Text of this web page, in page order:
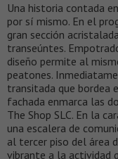
Una historia contada
por sí mismo. En el
gran sección
transeúntes.
diseño permite al
peatones.
transitada que bordea
fachada enmarca las
The Shop SLC. En la
una escalera de
al tercer piso del área
vibrante a la actividad